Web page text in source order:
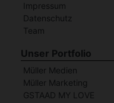
Impressum
Datenschutz
Team
Unser Portfolio
Müller Medien
Müller Marketing
GSTAAD MY LOVE